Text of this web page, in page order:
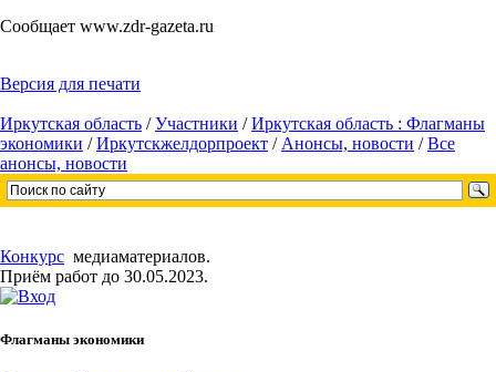
Сообщает www.zdr-gazeta.ru
Версия для печати
Иркутская область /Участники /Иркутская область : Флагманы
экономики /Иркутскжелдорпроект / Анонсы, новости /Все
анонсы, новости
Конкурс медиаматериалов.
Приём работ до 30.05.2023.
Флагманы экономики